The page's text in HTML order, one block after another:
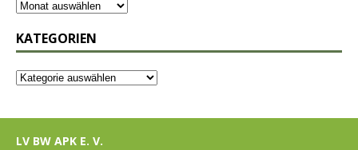
KATEGORIEN
LV BW APK E. V.